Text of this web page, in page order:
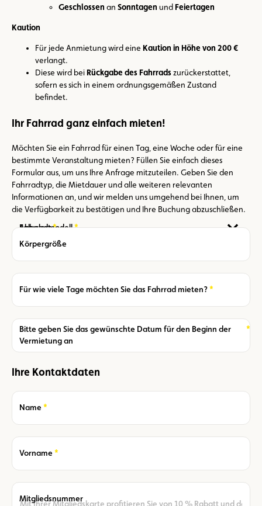
Geschlossen an Sonntagen und Feiertagen
Kaution
Für jede Anmietung wird eine Kaution in Höhe von 200 €
verlangt.
Diese wird bei Rückgabe des Fahrradszurückerstattet,
sofern es sich in einem ordnungsgemäßen Zustand
befindet.
Ihr Fahrrad ganz einfach mieten!
Möchten Sie ein Fahrrad für einen Tag, eine Woche oder für eine
bestimmte Veranstaltung mieten? Füllen Sie einfach dieses
Formular aus, um uns Ihre Anfrage mitzuteilen. Geben Sie den
Fahrradtyp, die Mietdauer und alle weiteren relevanten
Informationen an, und wir melden uns umgehend bei Ihnen, um
die Verfügbarkeit zu bestätigen und Ihre Buchung abzuschließen.
Abholort
Required
Fahrradmodell
Required
Körpergröße
Für wie viele Tage möchten Sie das Fahrrad mieten?
Required
Bitte geben Sie das gewünschte Datum für den Beginn der
Vermietung an
Required
Ihre Kontaktdaten
Name
Required
Vorname
Required
Mitgliedsnummer